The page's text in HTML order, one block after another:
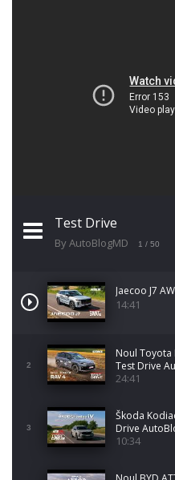
Test Drive
By AutoBlogMD 1 / 50
Jaecoo J7
14:41
2
Noul Toyota
Test Drive
24:41
3
Škoda
Drive
10:34